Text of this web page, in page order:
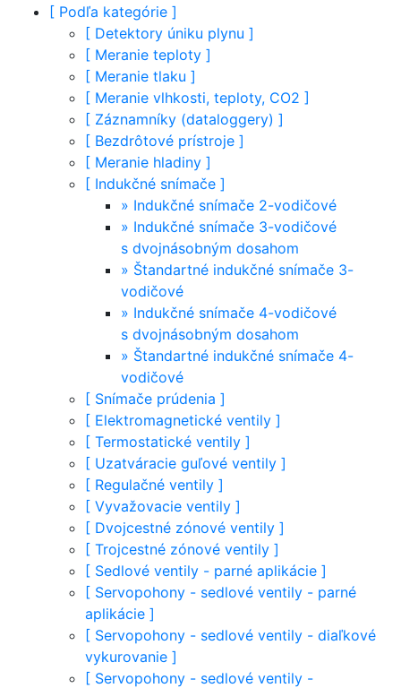
[ Podľa kategórie ]
[ Detektory úniku plynu ]
[ Meranie teploty ]
[ Meranie tlaku ]
[ Meranie vlhkosti, teploty, CO2 ]
[ Záznamníky (dataloggery) ]
[ Bezdrôtové prístroje ]
[ Meranie hladiny ]
[ Indukčné snímače ]
» Indukčné snímače 2-vodičové
» Indukčné snímače 3-vodičové
s dvojnásobným dosahom
» Štandartné indukčné snímače 3-
vodičové
» Indukčné snímače 4-vodičové
s dvojnásobným dosahom
» Štandartné indukčné snímače 4-
vodičové
[ Snímače prúdenia ]
[ Elektromagnetické ventily ]
[ Termostatické ventily ]
[ Uzatváracie guľové ventily ]
[ Regulačné ventily ]
[ Vyvažovacie ventily ]
[ Dvojcestné zónové ventily ]
[ Trojcestné zónové ventily ]
[ Sedlové ventily - parné aplikácie ]
[ Servopohony - sedlové ventily - parné
aplikácie ]
[ Servopohony - sedlové ventily - diaľkové
vykurovanie ]
[ Servopohony - sedlové ventily -